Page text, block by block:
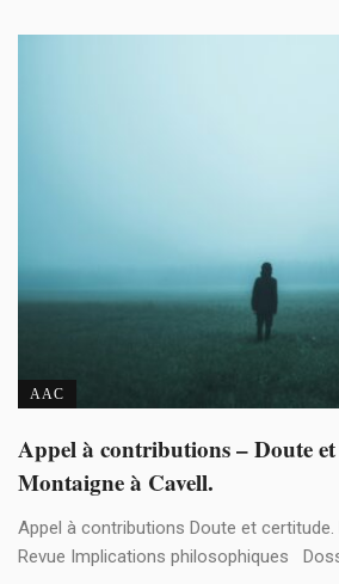
AAC
Appel à contributions – Doute
Montaigne à Cavell.
Appel à contributions Doute et certitude.
Revue Implications philosophiques